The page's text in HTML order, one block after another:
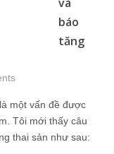
báo
tăng
một vấn đề được
Tôi mới thấy câu
thai sản như sau: